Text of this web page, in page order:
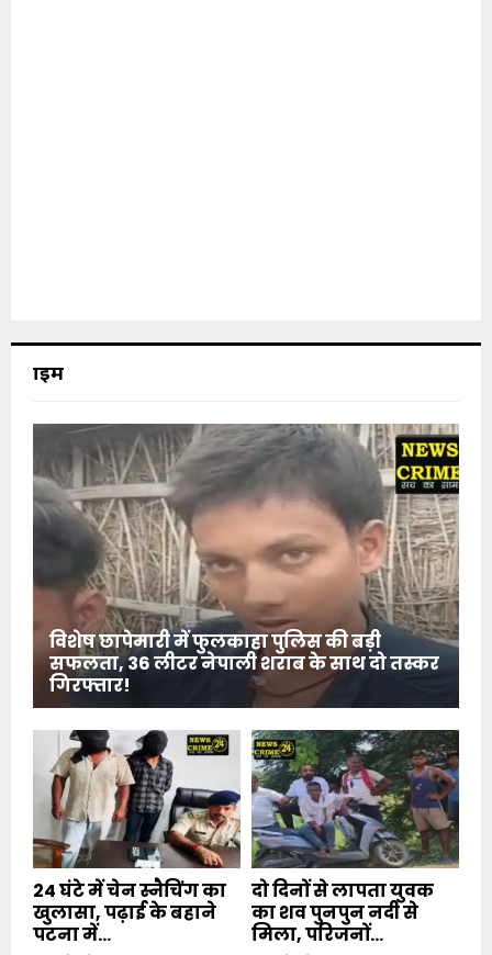
क्राइम
विशेष छापेमारी में फुलकाहा पुलिस की बड़ी
सफलता, 36 लीटर नेपाली शराब के साथ दो तस्कर
गिरफ्तार!
24 घंटे में चेन स्नैचिंग का
खुलासा, पढ़ाई के बहाने
पटना में...
दो दिनों से लापता युवक
का शव पुनपुन नदी से
मिला, परिजनों...